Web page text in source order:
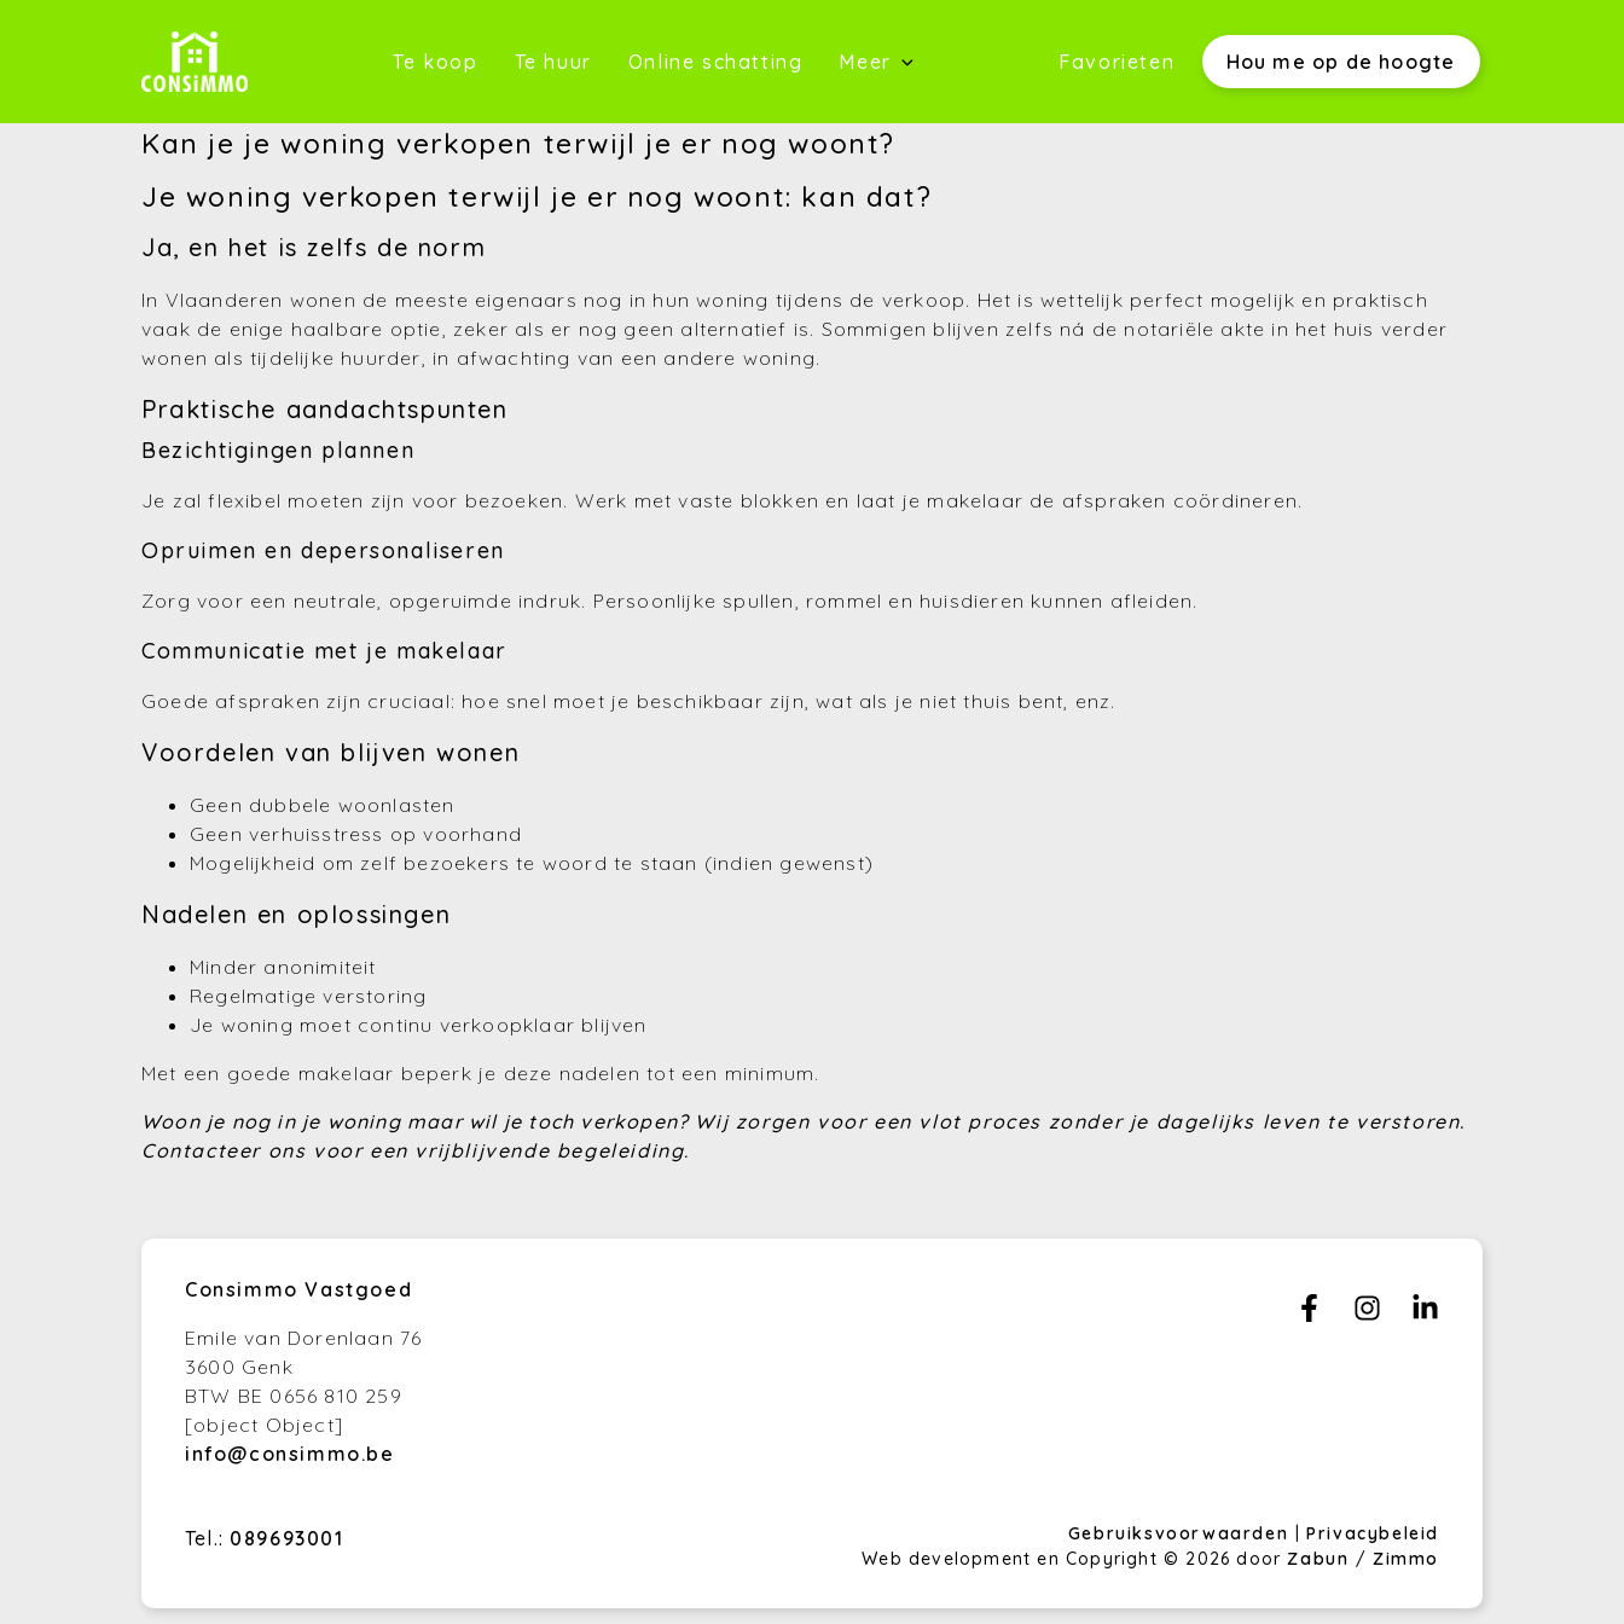
Te koop (Te koop)
Te huur (Te huur)
Online schatting (Online schatting)
Meer
(Onze werkwijze)
(Nieuws)
Favorieten Hou me op de hoogte
Kan je je woning verkopen terwijl je er nog woont?
Je woning verkopen terwijl je er nog woont: kan dat?
Ja, en het is zelfs de norm
In Vlaanderen wonen de meeste eigenaars nog in hun woning tijdens de verkoop. Het is wettelijk perfect mogelijk en praktisch
vaak de enige haalbare optie, zeker als er nog geen alternatief is. Sommigen blijven zelfs ná de notariële akte in het huis verder
wonen als tijdelijke huurder, in afwachting van een andere woning.
Praktische aandachtspunten
Bezichtigingen plannen
Je zal flexibel moeten zijn voor bezoeken. Werk met vaste blokken en laat je makelaar de afspraken coördineren.
Opruimen en depersonaliseren
Zorg voor een neutrale, opgeruimde indruk. Persoonlijke spullen, rommel en huisdieren kunnen afleiden.
Communicatie met je makelaar
Goede afspraken zijn cruciaal: hoe snel moet je beschikbaar zijn, wat als je niet thuis bent, enz.
Voordelen van blijven wonen
Geen dubbele woonlasten
Geen verhuisstress op voorhand
Mogelijkheid om zelf bezoekers te woord te staan (indien gewenst)
Nadelen en oplossingen
Minder anonimiteit
Regelmatige verstoring
Je woning moet continu verkoopklaar blijven
Met een goede makelaar beperk je deze nadelen tot een minimum.
Woon je nog in je woning maar wil je toch verkopen? Wij zorgen voor een vlot proces zonder je dagelijks leven te verstoren.
Contacteer ons voor een vrijblijvende begeleiding.
Consimmo Vastgoed
Emile van Dorenlaan 76
3600 Genk
BTW BE 0656 810 259
[object Object]
info@consimmo.be
Tel.: 089693001 Gebruiksvoorwaarden |Privacybeleid
Web development en Copyright © 2026 doorZabun / Zimmo